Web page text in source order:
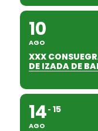
10
AGO
XXX
DE IZADA DE
14
AGO
15